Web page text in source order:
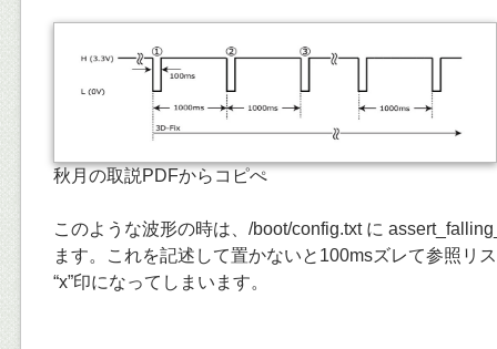
秋月の取説PDFからコピぺ
このような波形の時は、/boot/config.txt に
ます。これを記述して置かないと100msズレて参照リ
“x”印になってしまいます。